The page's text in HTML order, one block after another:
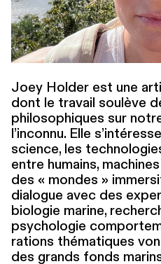
Joey Holder est une
dont le travail soulève
philosophiques sur
l’inconnu. Elle
science, les
entre humains,
des « mondes »
dialogue avec des
biologie marine,
psychologie
rations thématiques
des grands fonds